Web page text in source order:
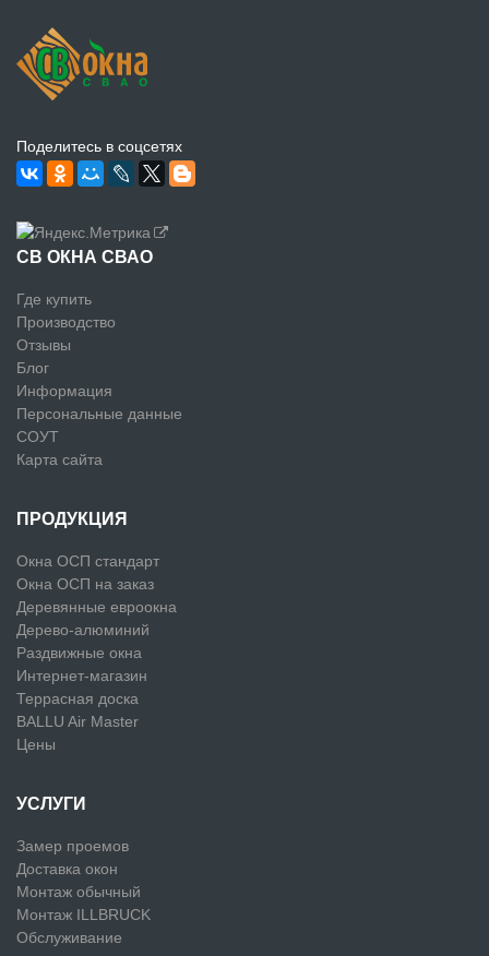
Поделитесь в соцсетях
СВ ОКНА СВАО
Где купить
Производство
Отзывы
Блог
Информация
Персональные данные
СОУТ
Карта сайта
ПРОДУКЦИЯ
Окна ОСП стандарт
Окна ОСП на заказ
Деревянные евроокна
Дерево-алюминий
Раздвижные окна
Интернет-магазин
Террасная доска
BALLU Air Master
Цены
УСЛУГИ
Замер проемов
Доставка окон
Монтаж обычный
Монтаж ILLBRUCK
Обслуживание